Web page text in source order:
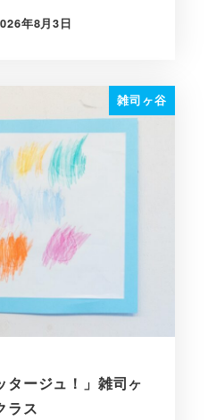
稿日
年8月3日
雑司ヶ谷
タージュ！」雑司ヶ
ラス